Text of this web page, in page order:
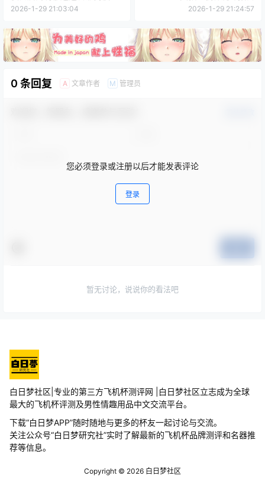
机杯测评报告
2026-1-29 21:03:04 2026-1-29 21:24:57
0 条回复 A 文章作者 M 管理员
您必须登录或注册以后才能发表评论
登录
暂无讨论，说说你的看法吧
白日梦社区|专业的第三方飞机杯测评网 |白日梦社区立志成为全球
最大的飞机杯评测及男性情趣用品中文交流平台。
下载“白日梦APP”随时随地与更多的杯友一起讨论与交流。
关注公众号“白日梦研究社”实时了解最新的飞机杯品牌测评和名器推
荐等信息。
Copyright © 2026 白日梦社区